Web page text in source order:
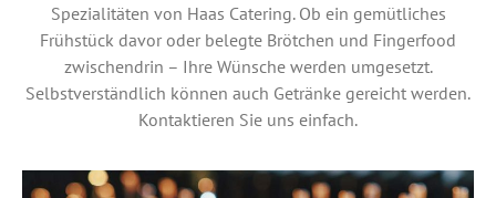
Spezialitäten von Haas Catering. Ob ein gemütliches
Frühstück davor oder belegte Brötchen und Fingerfood
zwischendrin – Ihre Wünsche werden umgesetzt.
Selbstverständlich können auch Getränke gereicht werden.
Kontaktieren Sie uns einfach.